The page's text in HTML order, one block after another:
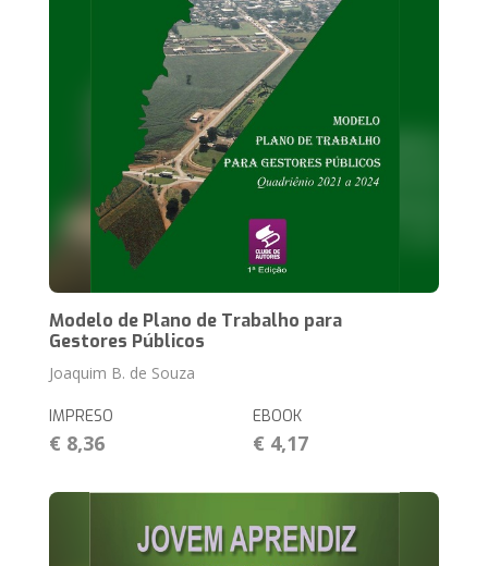
Modelo de Plano de Trabalho para
Gestores Públicos
Joaquim B. de Souza
IMPRESO
€ 8,36
EBOOK
€ 4,17